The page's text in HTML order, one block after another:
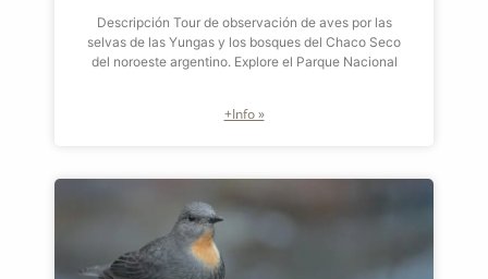
Descripción Tour de observación de aves por las
selvas de las Yungas y los bosques del Chaco Seco
del noroeste argentino. Explore el Parque Nacional
+Info »